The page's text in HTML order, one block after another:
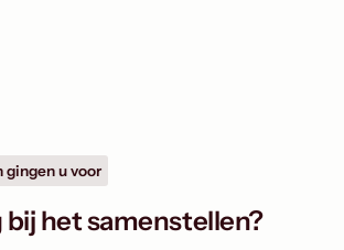
gingen u voor
bij het samenstellen?